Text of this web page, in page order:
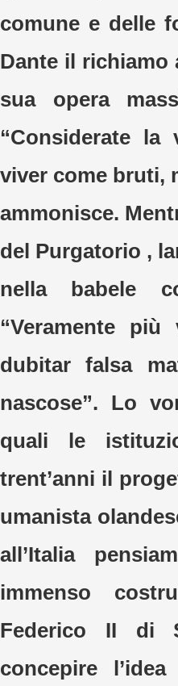
comune e delle
Dante il richiamo
sua opera
“Considerate
viver come bruti,
ammonisce.
del Purgatorio ,
nella babele
“Veramente
dubitar falsa
nascose”. Lo
quali le
trent’anni il
umanista
all’Italia
immenso
Federico II di
concepire